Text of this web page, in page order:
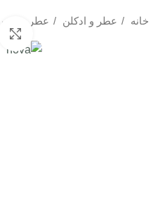
خانه عطر و ادکلن عطر دست